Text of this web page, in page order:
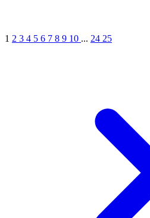
1 2 3 4 5 6 7 8 9 10 ... 24 25